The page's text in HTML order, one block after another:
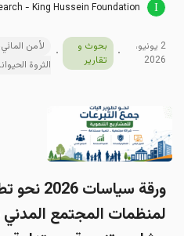
- King Hussein Foundation
2 يونيو،
2026
بحوث و
تقارير
لأمن
الثروة
ورقة
لمنظمات المجتمع المدني